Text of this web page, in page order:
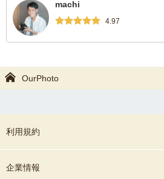
ピーディな対応にも感動でした！
私自身、初めてOurPhotoを利用したので
っています。
machi
4.97
OurPhoto
利用規約
企業情報